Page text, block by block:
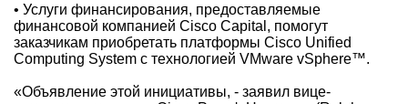
• Услуги финансирования, предоставляемые
финансовой компанией Cisco Capital, помогут
заказчикам приобретать платформы Cisco Unified
Computing System с технологией VMware vSphere™.
«Объявление этой инициативы, - заявил вице-